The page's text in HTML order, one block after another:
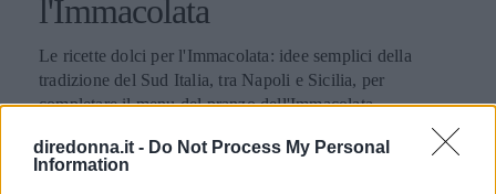
diredonna.it - Do Not Process My Personal
Information
l'Immacolata
Le ricette dolci per l'Immacolata: idee semplici della
tradizione del Sud Italia, tra Napoli e Sicilia, per
completare il menu del pranzo dell'Immacolata.
ELISA CECCUZZI